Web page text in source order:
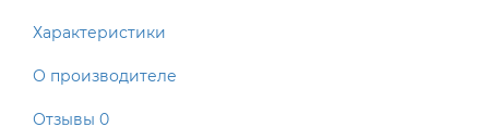
Характеристики
О производителе
Отзывы 0